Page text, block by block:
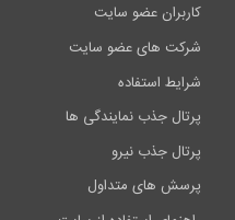
کاربران عضو سایت
شرکت های عضو سایت
شرایط استفاده
پرتال جذب نمایندگی ها
پرتال جذب نیرو
پرسش های متداول